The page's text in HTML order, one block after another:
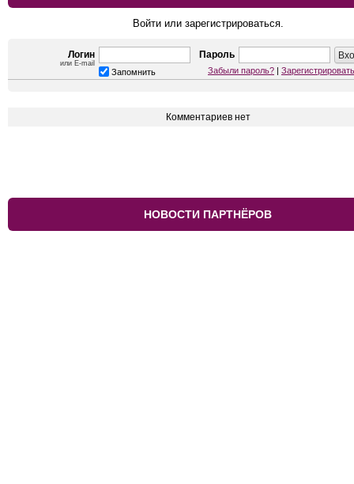
Войти или зарегистрироваться.
Логин
или E-mail
Пароль
Запомнить Забыли пароль? |
Комментариев нет
НОВОСТИ ПАРТНЁРОВ